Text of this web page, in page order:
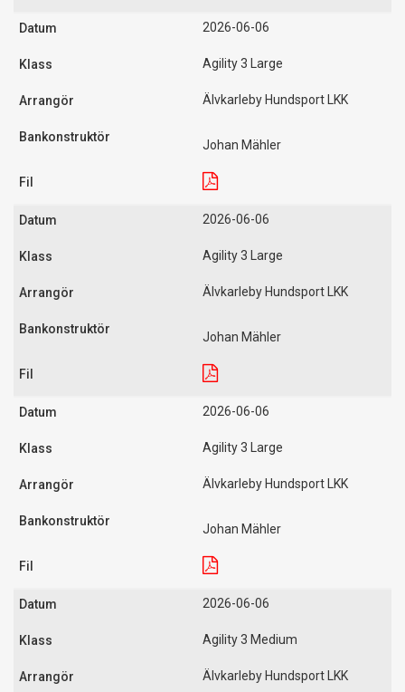
2026-06-06
Agility 3 Large
Älvkarleby Hundsport LKK
Johan Mähler
2026-06-06
Agility 3 Large
Älvkarleby Hundsport LKK
Johan Mähler
2026-06-06
Agility 3 Large
Älvkarleby Hundsport LKK
Johan Mähler
2026-06-06
Agility 3 Medium
Älvkarleby Hundsport LKK